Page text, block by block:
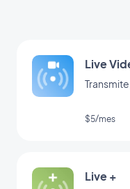
Live
$5/mes
Live +